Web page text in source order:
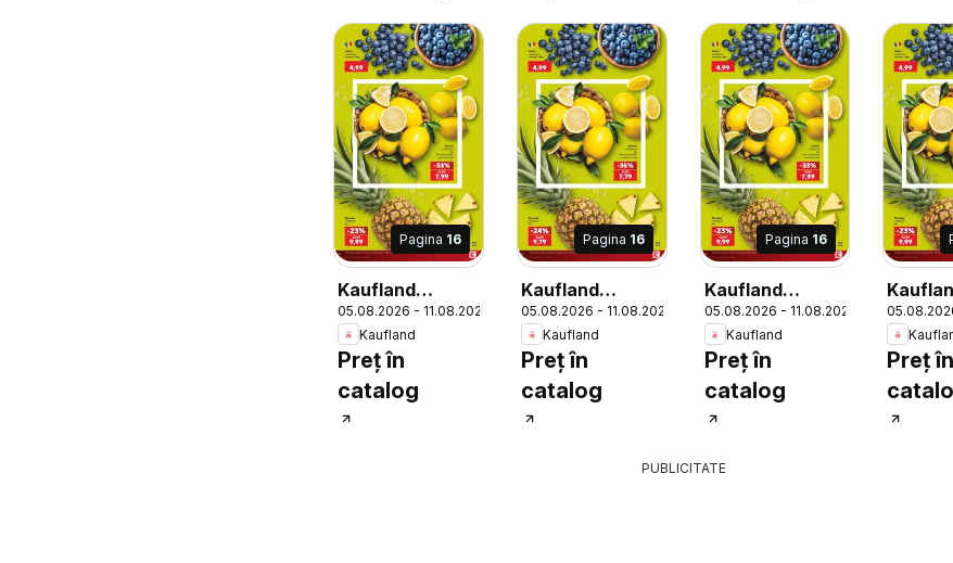
Pagina 16
Kaufland
Domnesti
05.08.2026 - 11.08.2026
Kaufland
Preț în
catalog
Pagina 16
Kaufland
Sovata
05.08.2026 - 11.08.2026
Kaufland
Preț în
catalog
Pagina 16
Kaufland
Sfântu
Gheorghe
05.08.2026 - 11.08.2026
Kaufland
Preț în
catalog
Jiu
Preț în
PUBLICITATE